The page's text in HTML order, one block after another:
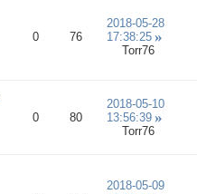
0 76
2018-05-28
17:38:25
Torr76
0 80
2018-05-10
13:56:39
Torr76
2018-05-09